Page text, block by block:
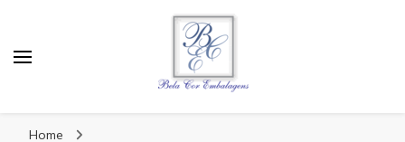
Home